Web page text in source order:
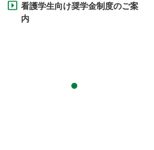
看護学生向け奨学金制度のご案
内